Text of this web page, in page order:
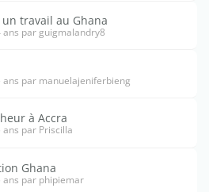
travail au Ghana
par guigmalandry8
ans par manuelajeniferbieng
à Accra
par Priscilla
Ghana
ans par phipiemar